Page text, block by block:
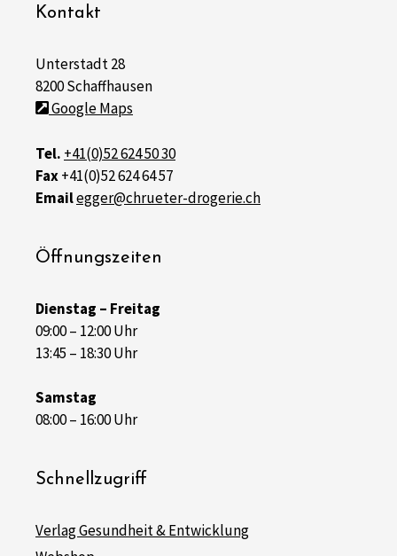
Kontakt
Unterstadt 28
8200 Schaffhausen
Google Maps
Tel. +41(0)52 624 50 30
Fax+41(0)52 624 64 57
Emailegger@chrueter-drogerie.ch
Öffnungszeiten
Dienstag – Freitag
09:00 – 12:00 Uhr
13:45 – 18:30 Uhr
Samstag
08:00 – 16:00 Uhr
Schnellzugriff
Verlag Gesundheit & Entwicklung